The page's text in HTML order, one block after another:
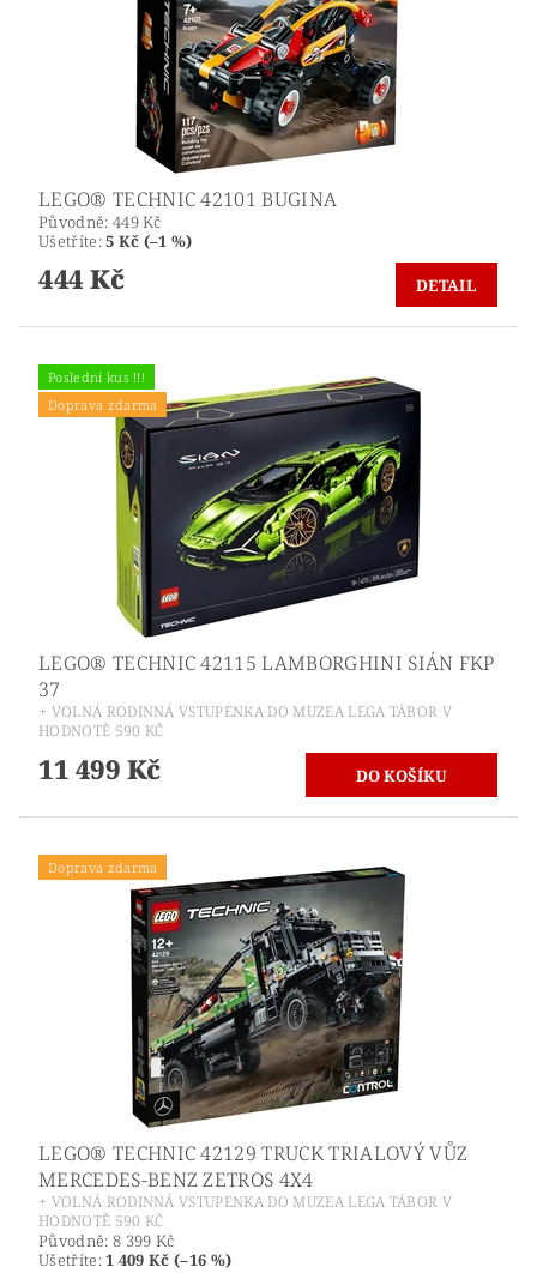
LEGO® TECHNIC 42101 BUGINA
Původně: 449 Kč
Ušetříte:5 Kč (–1 %)
444 Kč DETAIL
Poslední kus !!!
Doprava zdarma
LEGO® TECHNIC 42115 LAMBORGHINI SIÁN FKP
37
+ VOLNÁ RODINNÁ VSTUPENKA DO MUZEA LEGA TÁBOR V
HODNOTĚ 590 KČ
11 499 Kč
Doprava zdarma
LEGO® TECHNIC 42129 TRUCK TRIALOVÝ VŮZ
MERCEDES-BENZ ZETROS 4X4
+ VOLNÁ RODINNÁ VSTUPENKA DO MUZEA LEGA TÁBOR V
HODNOTĚ 590 KČ
Původně: 8 399 Kč
Ušetříte:1 409 Kč (–16 %)